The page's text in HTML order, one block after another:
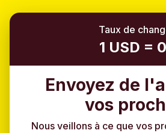
Taux de
1 USD = 0
Envoyez de
vos
Nous veillons à ce que vos